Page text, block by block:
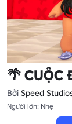
🌴 CUỘC
Bởi Speed
Người lớn: Nhẹ